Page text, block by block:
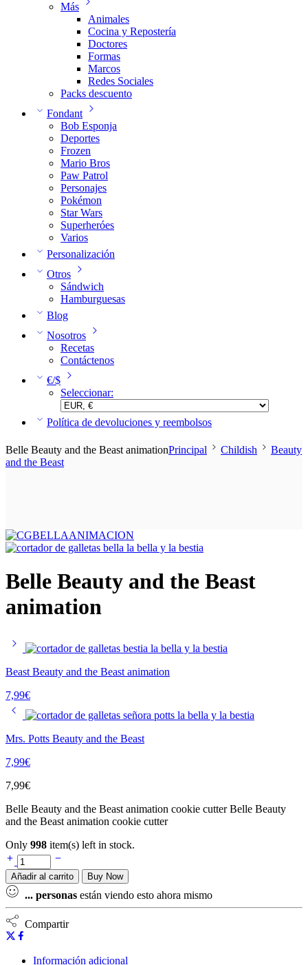
Más
Animales
Cocina y Repostería
Doctores
Formas
Marcos
Redes Sociales
Packs descuento
Fondant
Bob Esponja
Deportes
Frozen
Mario Bros
Paw Patrol
Personajes
Pokémon
Star Wars
Superheróes
Varios
Personalización
Otros
Sándwich
Hamburguesas
Blog
Nosotros
Recetas
Contáctenos
€/$
Seleccionar:
Política de devoluciones y reembolsos
Belle Beauty and the Beast animationPrincipal Childish
Beauty
and the Beast
Belle Beauty and the Beast
animation
Beast Beauty and the Beast animation
7,99€
Mrs. Potts Beauty and the Beast
7,99€
7,99€
Belle Beauty and the Beast animation cookie cutter Belle Beauty
and the Beast animation cookie cutter
Only 998 item(s) left in stock.
Belle
Beauty
and
the
Beast
animation
quantity
Añadir al carrito Buy Now
... personas están viendo esto ahora mismo
Compartir
Información adicional